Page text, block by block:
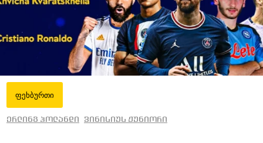
ფეხბურთი
ერლინგ ჰოლანდი ვინისიუს ჟუნიორი